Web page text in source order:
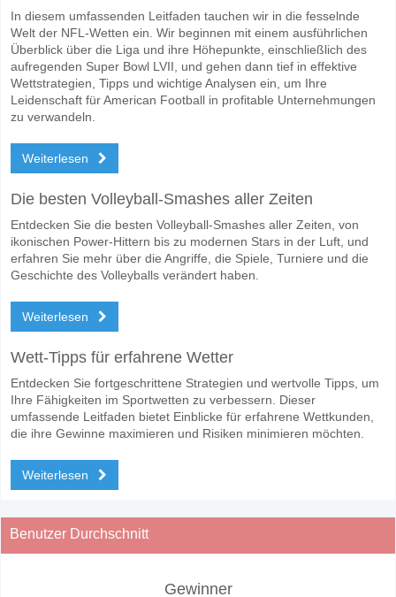
In diesem umfassenden Leitfaden tauchen wir in die fesselnde
Welt der NFL-Wetten ein. Wir beginnen mit einem ausführlichen
Überblick über die Liga und ihre Höhepunkte, einschließlich des
aufregenden Super Bowl LVII, und gehen dann tief in effektive
Wettstrategien, Tipps und wichtige Analysen ein, um Ihre
Leidenschaft für American Football in profitable Unternehmungen
zu verwandeln.
Weiterlesen
Die besten Volleyball-Smashes aller Zeiten
Entdecken Sie die besten Volleyball-Smashes aller Zeiten, von
ikonischen Power-Hittern bis zu modernen Stars in der Luft, und
erfahren Sie mehr über die Angriffe, die Spiele, Turniere und die
Geschichte des Volleyballs verändert haben.
Weiterlesen
Wett-Tipps für erfahrene Wetter
Entdecken Sie fortgeschrittene Strategien und wertvolle Tipps, um
Ihre Fähigkeiten im Sportwetten zu verbessern. Dieser
umfassende Leitfaden bietet Einblicke für erfahrene Wettkunden,
die ihre Gewinne maximieren und Risiken minimieren möchten.
Weiterlesen
Benutzer Durchschnitt
Gewinner